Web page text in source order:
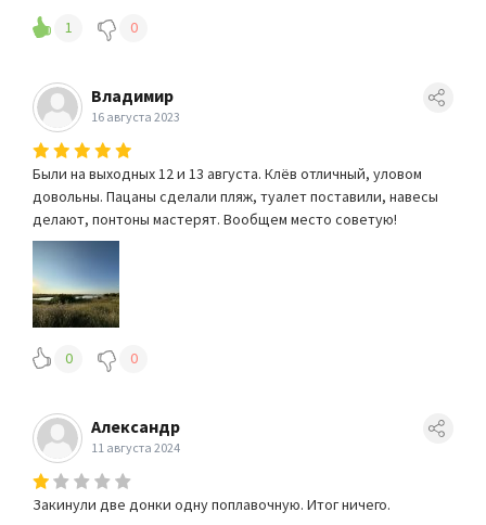
1 0
Владимир
16 августа 2023
Были на выходных 12 и 13 августа. Клёв отличный, уловом
довольны. Пацаны сделали пляж, туалет поставили, навесы
делают, понтоны мастерят. Вообщем место советую!
0 0
Александр
11 августа 2024
Закинули две донки одну поплавочную. Итог ничего.